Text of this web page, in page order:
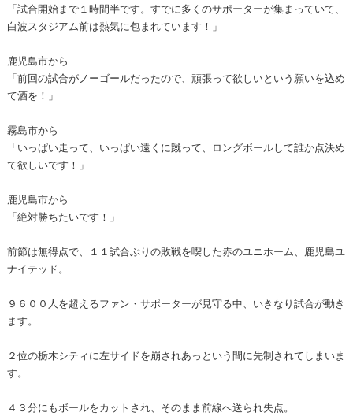
「試合開始まで１時間半です。すでに多くのサポーターが集まっていて、
白波スタジアム前は熱気に包まれています！」
鹿児島市から
「前回の試合がノーゴールだったので、頑張って欲しいという願いを込め
て酒を！」
霧島市から
「いっぱい走って、いっぱい遠くに蹴って、ロングボールして誰か点決め
て欲しいです！」
鹿児島市から
「絶対勝ちたいです！」
前節は無得点で、１１試合ぶりの敗戦を喫した赤のユニホーム、鹿児島ユ
ナイテッド。
９６００人を超えるファン・サポーターが見守る中、いきなり試合が動き
ます。
２位の栃木シティに左サイドを崩されあっという間に先制されてしまいま
す。
４３分にもボールをカットされ、そのまま前線へ送られ失点。